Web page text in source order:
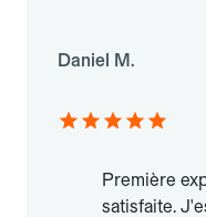
Daniel M.
Première
satisfaite.